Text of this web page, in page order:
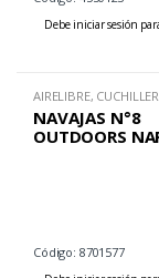
Debe iniciar sesión
AIRELIBRE,
NAVAJAS N°8
OUTDOORS
Código: 8701577